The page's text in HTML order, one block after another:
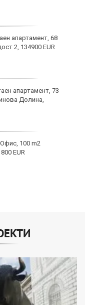
апартамент, 68
2, 134900 EUR
апартамент, 73
Долина,
100 m2
EUR